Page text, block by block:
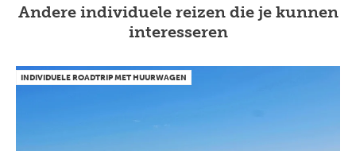
Andere individuele reizen die je kunnen
interesseren
INDIVIDUELE ROADTRIP MET HUURWAGEN